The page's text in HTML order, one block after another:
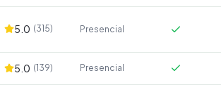
5.0 (315) Presencial
5.0 (139) Presencial